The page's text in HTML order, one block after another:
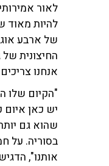
לאור
להיות מאוד
של ארבע
החיצונית
אנחנו
"הקיום שלו
יש כאן איום
שהוא גם
בסוריה. על
אותנו",